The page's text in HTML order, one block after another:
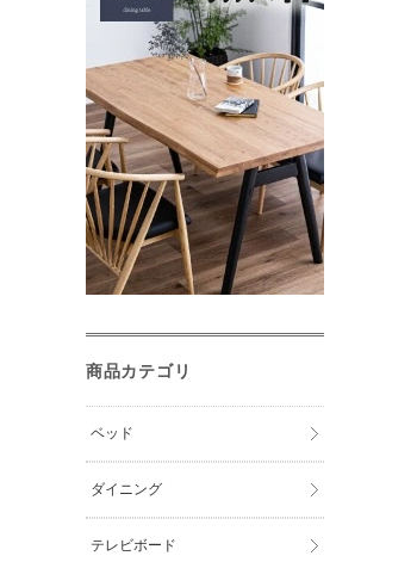
商品カテゴリ
ベッド
ダイニング
テレビボード